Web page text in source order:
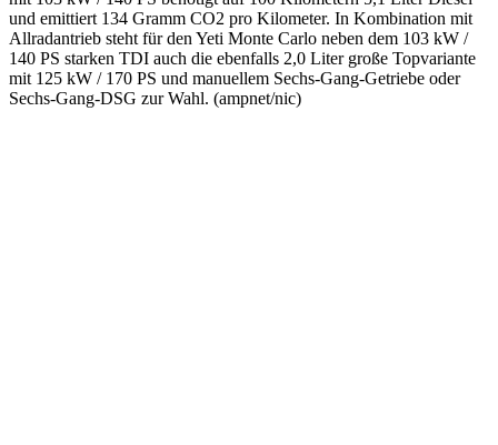
und emittiert 134 Gramm CO2 pro Kilometer. In Kombination mit
Allradantrieb steht für den Yeti Monte Carlo neben dem 103 kW /
140 PS starken TDI auch die ebenfalls 2,0 Liter große Topvariante
mit 125 kW / 170 PS und manuellem Sechs-Gang-Getriebe oder
Sechs-Gang-DSG zur Wahl. (ampnet/nic)